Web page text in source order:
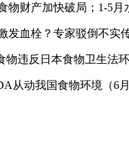
产加快破局；1-5月
栓？专家驳倒不实传
反日本食物卫生法
动我国食物环境（6